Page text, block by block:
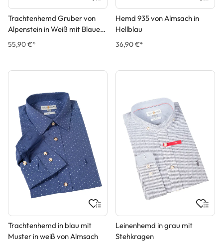
Trachtenhemd Gruber von
Alpenstein in Weiß mit Blauem
Muster
55,90 €*
Hemd 935 von Almsach in
Hellblau
36,90 €*
Trachtenhemd in blau mit
Muster in weiß von Almsach
Leinenhemd in grau mit
Stehkragen